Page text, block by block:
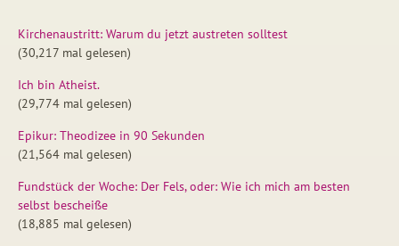
Kirchenaustritt: Warum du jetzt austreten solltest
(30,217 mal gelesen)
Ich bin Atheist.
(29,774 mal gelesen)
Epikur: Theodizee in 90 Sekunden
(21,564 mal gelesen)
Fundstück der Woche: Der Fels, oder: Wie ich mich am besten
selbst bescheiße
(18,885 mal gelesen)